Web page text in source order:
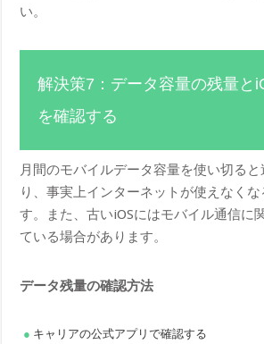
い。
解決策7：データ容量の残量と
を確認する
月間のモバイルデータ容量を使い切る
り、事実上インターネットが使えなくな
す。また、古いiOSにはモバイル通信に
ている場合があります。
データ残量の確認方法
キャリアの公式アプリで確認する